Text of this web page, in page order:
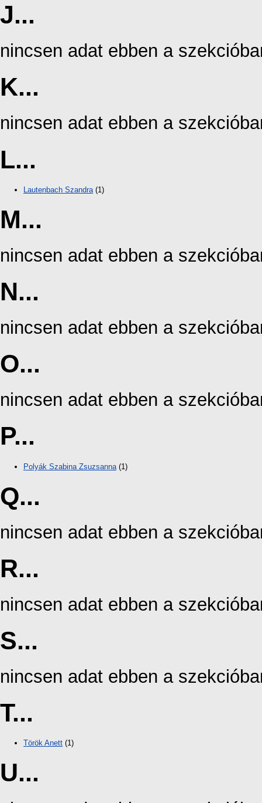
J...
nincsen adat ebben a
K...
nincsen adat ebben a
L...
Lautenbach Szandra (1)
M...
nincsen adat ebben a
N...
nincsen adat ebben a
O...
nincsen adat ebben a
P...
Polyák Szabina Zsuzsanna (1)
Q...
nincsen adat ebben a
R...
nincsen adat ebben a
S...
nincsen adat ebben a
T...
Török Anett (1)
U...